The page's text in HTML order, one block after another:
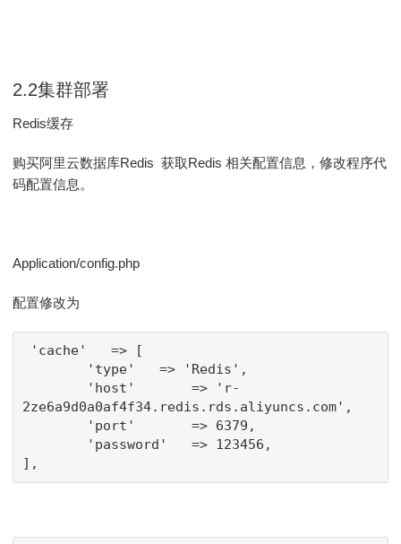
2.2集群部署
Redis缓存
购买阿里云数据库Redis 获取Redis 相关配置信息，修改程序代
码配置信息。
Application/config.php
配置修改为
'cache'   => [
'type'   => 'Redis',
'host'       => 'r-
2ze6a9d0a0af4f34.redis.rds.aliyuncs.com',
'port'       => 6379,
'password'   => 123456,
],